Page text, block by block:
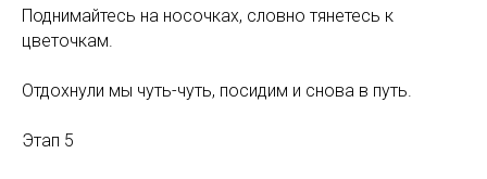
Поднимайтесь на носочках, словно тянетесь к
цветочкам.
Отдохнули мы чуть-чуть, посидим и снова в путь.
Этап 5